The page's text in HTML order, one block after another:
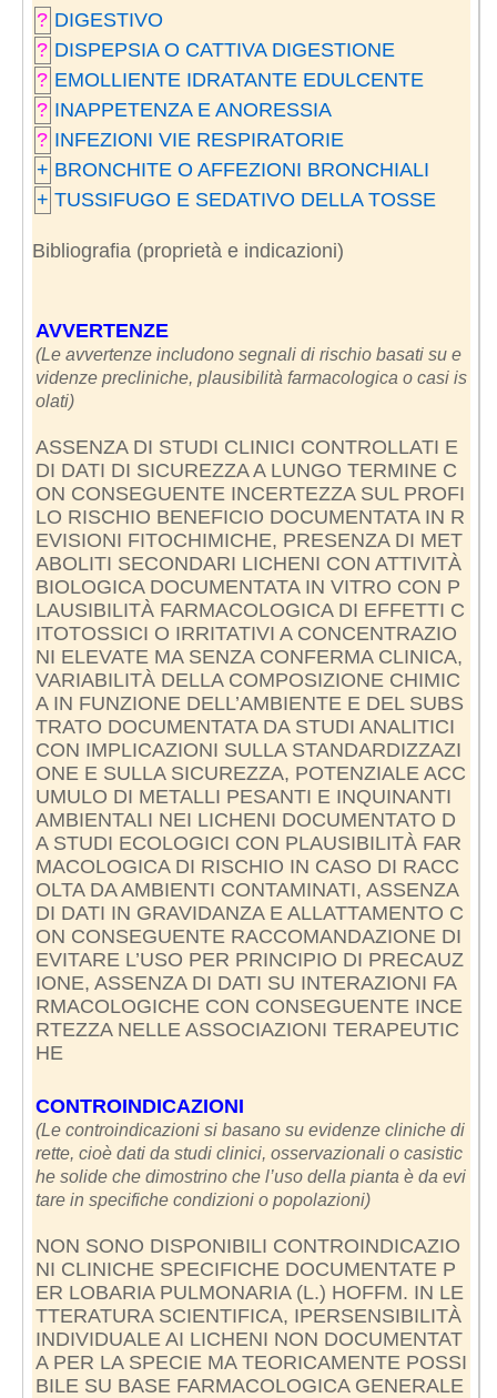
? DIGESTIVO
? DISPEPSIA O CATTIVA DIGESTIONE
? EMOLLIENTE IDRATANTE EDULCENTE
? INAPPETENZA E ANORESSIA
? INFEZIONI VIE RESPIRATORIE
+ BRONCHITE O AFFEZIONI BRONCHIALI
+ TUSSIFUGO E SEDATIVO DELLA TOSSE
Bibliografia (proprietà e indicazioni)
AVVERTENZE
(Le avvertenze includono segnali di rischio basati su e
videnze precliniche, plausibilità farmacologica o casi is
olati)
ASSENZA DI STUDI CLINICI CONTROLLATI E
DI DATI DI SICUREZZA A LUNGO TERMINE C
ON CONSEGUENTE INCERTEZZA SUL PROFI
LO RISCHIO BENEFICIO DOCUMENTATA IN R
EVISIONI FITOCHIMICHE, PRESENZA DI MET
ABOLITI SECONDARI LICHENI CON ATTIVITÀ
BIOLOGICA DOCUMENTATA IN VITRO CON P
LAUSIBILITÀ FARMACOLOGICA DI EFFETTI C
ITOTOSSICI O IRRITATIVI A CONCENTRAZIO
NI ELEVATE MA SENZA CONFERMA CLINICA,
VARIABILITÀ DELLA COMPOSIZIONE CHIMIC
A IN FUNZIONE DELL’AMBIENTE E DEL SUBS
TRATO DOCUMENTATA DA STUDI ANALITICI
CON IMPLICAZIONI SULLA STANDARDIZZAZI
ONE E SULLA SICUREZZA, POTENZIALE ACC
UMULO DI METALLI PESANTI E INQUINANTI
AMBIENTALI NEI LICHENI DOCUMENTATO D
A STUDI ECOLOGICI CON PLAUSIBILITÀ FAR
MACOLOGICA DI RISCHIO IN CASO DI RACC
OLTA DA AMBIENTI CONTAMINATI, ASSENZA
DI DATI IN GRAVIDANZA E ALLATTAMENTO C
ON CONSEGUENTE RACCOMANDAZIONE DI
EVITARE L’USO PER PRINCIPIO DI PRECAUZ
IONE, ASSENZA DI DATI SU INTERAZIONI FA
RMACOLOGICHE CON CONSEGUENTE INCE
RTEZZA NELLE ASSOCIAZIONI TERAPEUTIC
HE
CONTROINDICAZIONI
(Le controindicazioni si basano su evidenze cliniche di
rette, cioè dati da studi clinici, osservazionali o casistic
he solide che dimostrino che l’uso della pianta è da evi
tare in specifiche condizioni o popolazioni)
NON SONO DISPONIBILI CONTROINDICAZIO
NI CLINICHE SPECIFICHE DOCUMENTATE P
ER LOBARIA PULMONARIA (L.) HOFFM. IN LE
TTERATURA SCIENTIFICA, IPERSENSIBILITÀ
INDIVIDUALE AI LICHENI NON DOCUMENTAT
A PER LA SPECIE MA TEORICAMENTE POSSI
BILE SU BASE FARMACOLOGICA GENERALE